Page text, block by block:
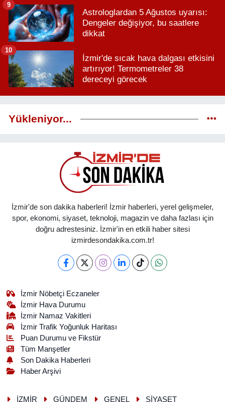
Astrologlardan 5 Ağustos uyarısı:
Dengeler değişiyor, bu saatlere
dikkat
9
İzmir'de sıcak hava dalgası etkisini
artırıyor! Termometreler 38
dereceyi görecek
10
Yükleniyor...
İzmir'de son dakika haberleri! İzmir haberleri, yerel gelişmeler,
spor, ekonomi, siyaset, teknoloji, magazin ve daha fazlası için
doğru adrestesiniz. İzmir'in en etkili haber sitesi
izmirdesondakika.com.tr!
İzmir Nöbetçi Eczaneler
İzmir Hava Durumu
İzmir Namaz Vakitleri
İzmir Trafik Yoğunluk Haritası
Puan Durumu ve Fikstür
Tüm Manşetler
Son Dakika Haberleri
Haber Arşivi
İZMİR GÜNDEM GENEL SİYASET